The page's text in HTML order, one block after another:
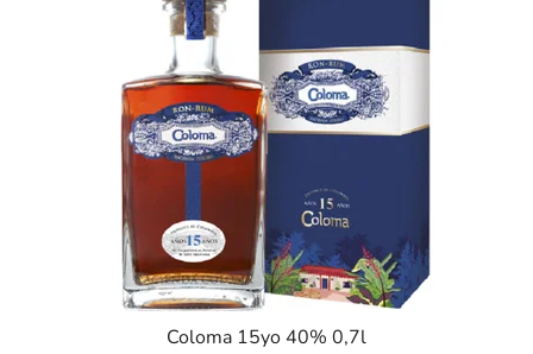
Coloma 15yo 40% 0,7l